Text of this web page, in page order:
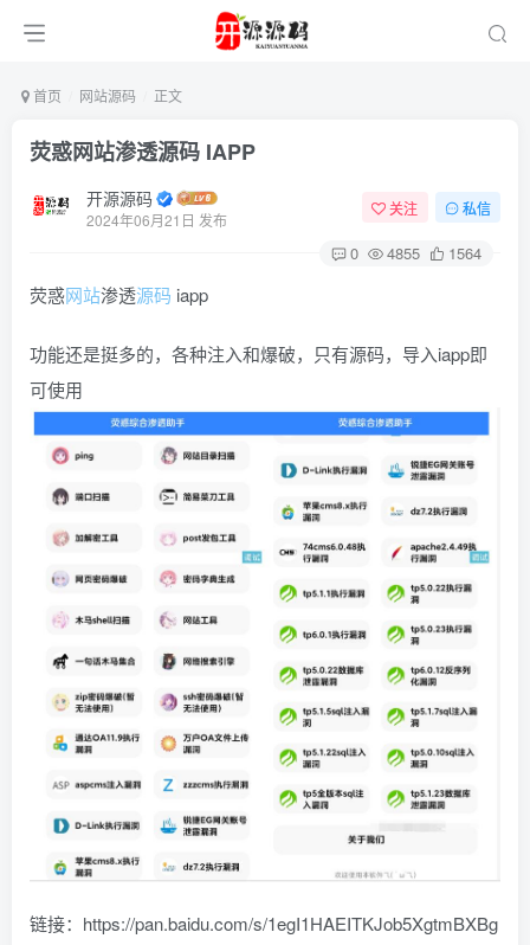
首页 网站源码 正文
荧惑网站渗透源码 IAPP
开源源码
2024年06月21日 发布
关注 私信
0 4855 1564
荧惑网站渗透源码 iapp
功能还是挺多的，各种注入和爆破，只有源码，导入iapp即
可使用
链接：https://pan.baidu.com/s/1egI1HAEITKJob5XgtmBXBg